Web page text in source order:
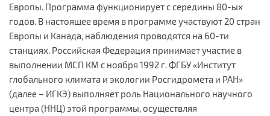
Европы. Программа функционирует с середины 80-ых
годов. В настоящее время в программе участвуют 20 стран
Европы и Канада, наблюдения проводятся на 60-ти
станциях. Российская Федерация принимает участие в
выполнении МСП КМ с ноября 1992 г. ФГБУ «Институт
глобального климата и экологии Росгидромета и РАН»
(далее – ИГКЭ) выполняет роль Национального научного
центра (ННЦ) этой программы, осуществляя